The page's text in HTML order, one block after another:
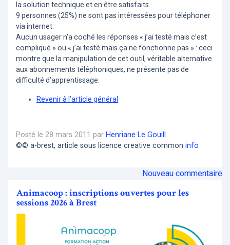
la solution technique et en être satisfaits.
9 personnes (25%) ne sont pas intéressées pour téléphoner
via internet.
Aucun usager n’a coché les réponses « j’ai testé mais c’est
compliqué » ou « j’ai testé mais ça ne fonctionne pas » : ceci
montre que la manipulation de cet outil, véritable alternative
aux abonnements téléphoniques, ne présente pas de
difficulté d’apprentissage.
Revenir à l’article général
Posté le 28 mars 2011 par Henriane Le Gouill
©© a-brest, article sous licence creative common info
Nouveau commentaire
Animacoop : inscriptions ouvertes pour les
sessions 2026 à Brest